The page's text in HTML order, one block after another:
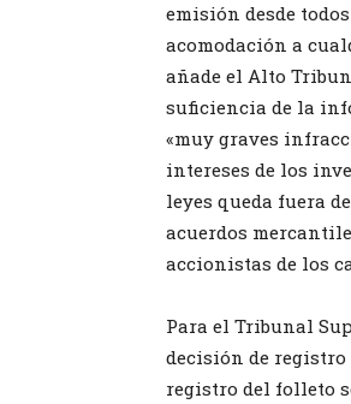
emisión desde
acomodación a
añade el Alto
suficiencia de la
«muy graves
intereses de los
leyes queda fuera
acuerdos
accionistas de los
Para el Tribunal
decisión de registro
registro del folleto